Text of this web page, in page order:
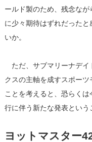
ールド製のため、残念な
に少々期待はずれだった
いか。
ただ、サブマリーナデイ
クスの主軸を成すスポー
ことを考えると、恐らく
行に伴う新たな発表という
ヨットマスター